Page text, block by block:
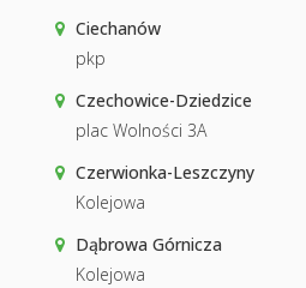
Ciechanów
pkp
Czechowice-Dziedzice
plac Wolności 3A
Czerwionka-Leszczyny
Kolejowa
Dąbrowa Górnicza
Kolejowa